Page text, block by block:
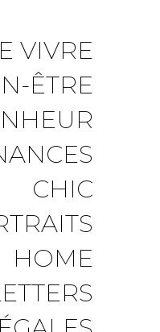
VIVRE
ÊTRE
CHIC
HOME